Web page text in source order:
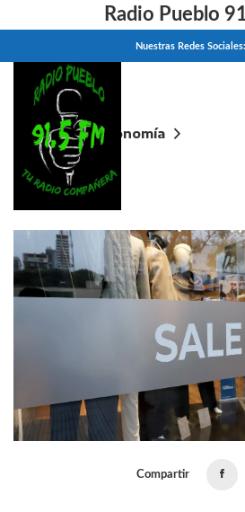
Radio Pueblo
Nuestras Redes Sociales:
Home
Economía
Las ventas minoristas pyme
y acumulan una baja de 3,5% en
Compartir